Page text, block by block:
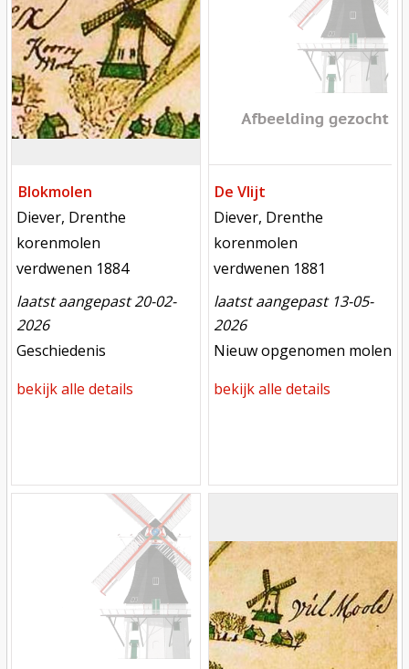
Blokmolen
locatie
Diever, Drenthe
functie
korenmolen
verdwenen
verdwenen 1884
laatst aangepast 20-02-
2026
meest recente aanpassing
Geschiedenis
bekijk alle details
De Vlijt
locatie
Diever, Drenthe
functie
korenmolen
verdwenen
verdwenen 1881
laatst aangepast 13-05-
2026
meest recente aanpassing
Nieuw opgenomen molen
bekijk alle details